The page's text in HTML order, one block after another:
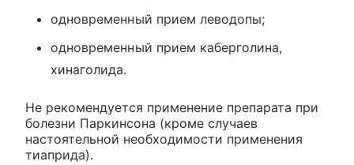
одновременный прием леводопы;
одновременный прием каберголина,
хинаголида.
Не рекомендуется применение препарата при
болезни Паркинсона (кроме случаев
настоятельной необходимости применения
тиаприда).